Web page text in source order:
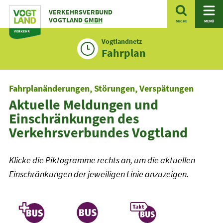
Zum
Inhalt
VERKEHRSVERBUND
VOGTLANDGMBH SUCHE MENÜ
Vogtlandnetz
Fahrplan
Fahrplanänderungen, Störungen, Verspätungen
Aktuelle Meldungen und
Einschränkungen des
Verkehrsverbundes Vogtland
Klicke die Piktogramme rechts an, um die aktuellen
Einschränkungen der jeweiligen Linie anzuzeigen.
Linienfilter
Plusbus Plusbus >Taktbus